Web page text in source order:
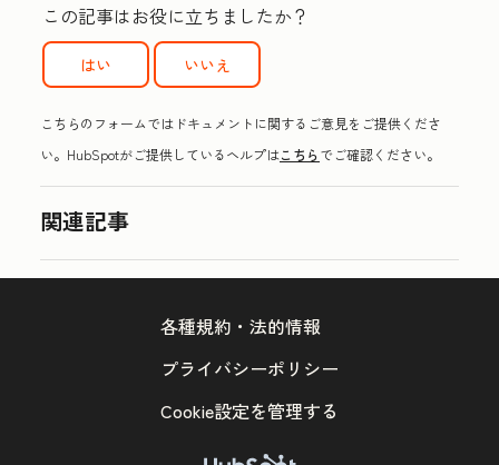
この記事はお役に立ちましたか？
はい いいえ
こちらのフォームではドキュメントに関するご意見をご提供くださ
い。HubSpotがご提供しているヘルプはこちらでご確認ください。
関連記事
各種規約・法的情報
プライバシーポリシー
Cookie設定を管理する